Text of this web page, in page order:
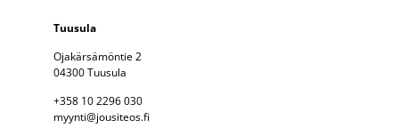
Tuusula
Ojakärsämöntie 2
04300 Tuusula
+358 10 2296 030
myynti@jousiteos.fi